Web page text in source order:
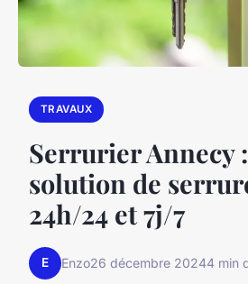
TRAVAUX
Serrurier Annecy
solution de
24h/24 et 7j/7
E Enzo26 décembre 20244 min